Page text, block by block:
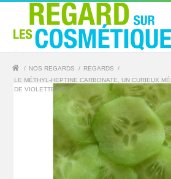
/ NOS REGARDS / REGARDS
/
LE MÉTHYL-HEPTINE CARBONATE, UN CURIEUX
DE VIOLETTES E...